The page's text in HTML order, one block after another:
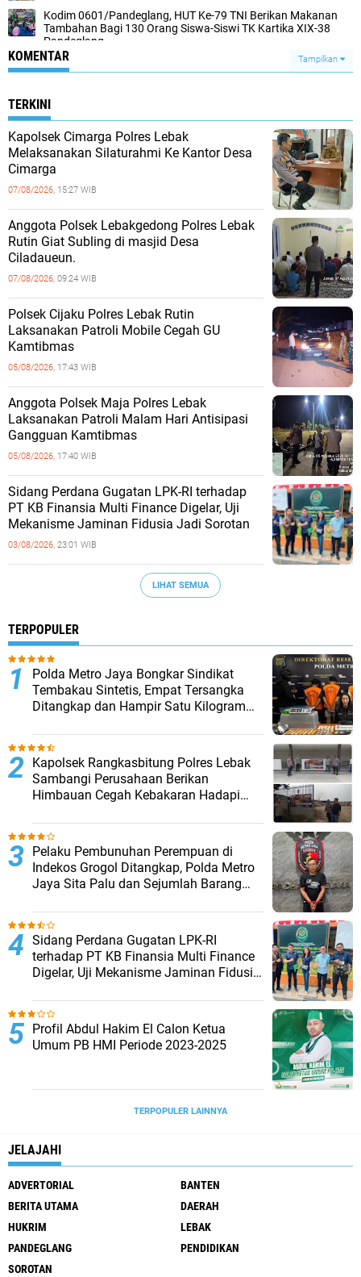
Kodim 0601/Pandeglang, HUT Ke-79 TNI Berikan Makanan
Tambahan Bagi 130 Orang Siswa-Siswi TK Kartika XIX-38
Pandeglang
KOMENTAR Tampilkan
TERKINI
Kapolsek Cimarga Polres Lebak
Melaksanakan Silaturahmi Ke Kantor Desa
Cimarga
07/08/2026, 15:27 WIB
Anggota Polsek Lebakgedong Polres Lebak
Rutin Giat Subling di masjid Desa
Ciladaueun.
07/08/2026, 09:24 WIB
Polsek Cijaku Polres Lebak Rutin
Laksanakan Patroli Mobile Cegah GU
Kamtibmas
05/08/2026, 17:43 WIB
Anggota Polsek Maja Polres Lebak
Laksanakan Patroli Malam Hari Antisipasi
Gangguan Kamtibmas
05/08/2026, 17:40 WIB
Sidang Perdana Gugatan LPK-RI terhadap
PT KB Finansia Multi Finance Digelar, Uji
Mekanisme Jaminan Fidusia Jadi Sorotan
03/08/2026, 23:01 WIB
LIHAT SEMUA
TERPOPULER
‎Polda Metro Jaya Bongkar Sindikat
Tembakau Sintetis, Empat Tersangka
Ditangkap dan Hampir Satu Kilogram
Kapolsek Rangkasbitung Polres Lebak
Sambangi Perusahaan Berikan
Himbauan Cegah Kebakaran Hadapi
Pelaku Pembunuhan Perempuan di
Indekos Grogol Ditangkap, Polda Metro
Jaya Sita Palu dan Sejumlah Barang
Sidang Perdana Gugatan LPK-RI
terhadap PT KB Finansia Multi Finance
Digelar, Uji Mekanisme Jaminan Fidusia
Profil Abdul Hakim El Calon Ketua
Umum PB HMI Periode 2023-2025
TERPOPULER LAINNYA
JELAJAHI
ADVERTORIAL
BANTEN
BERITA UTAMA
DAERAH
HUKRIM
LEBAK
PANDEGLANG
PENDIDIKAN
SOROTAN